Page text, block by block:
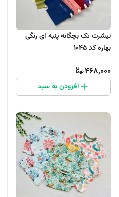
تیشرت تک بچگانه پنبه ای رنگی
بهاره کد 1045
468,000
افزودن به سبد